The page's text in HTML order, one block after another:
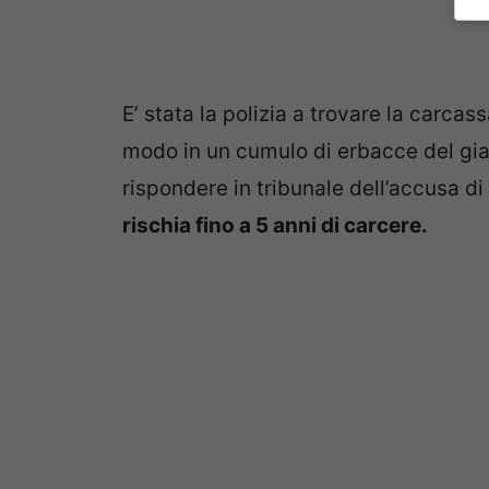
E’ stata la polizia a trovare la
modo in un cumulo di erbacce del
rispondere in tribunale dell’accusa
rischia fino a 5 anni di carcere.